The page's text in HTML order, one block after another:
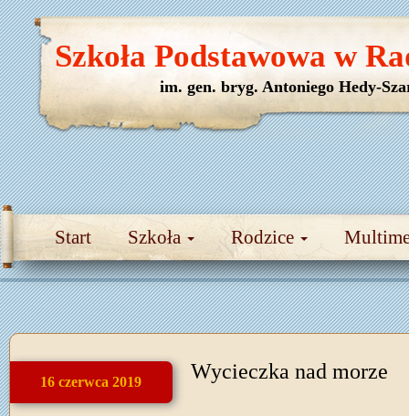
Start Szkoła Rodzice
Szkoła Podstawowa w
im. gen. bryg. Antoniego Hedy-
16 czerwca 2019 Wycieczka nad morze